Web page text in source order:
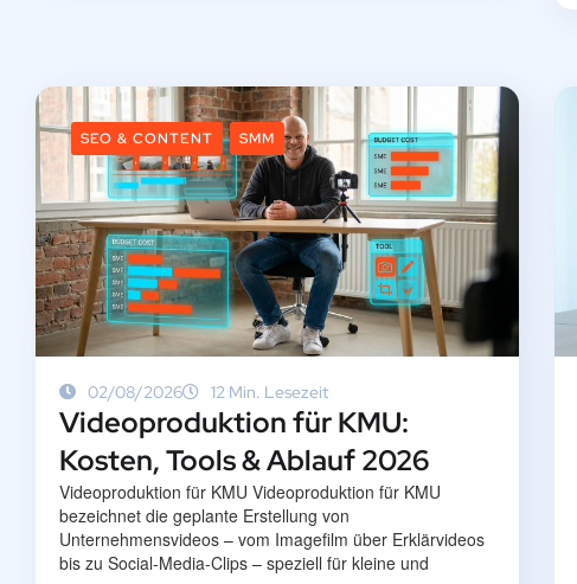
SEO & CONTENT SMM
02/08/2026 12 Min. Lesezeit
Videoproduktion für KMU:
Kosten, Tools & Ablauf 2026
Videoproduktion für KMU Videoproduktion für KMU
bezeichnet die geplante Erstellung von
Unternehmensvideos – vom Imagefilm über Erklärvideos
bis zu Social-Media-Clips – speziell für kleine und